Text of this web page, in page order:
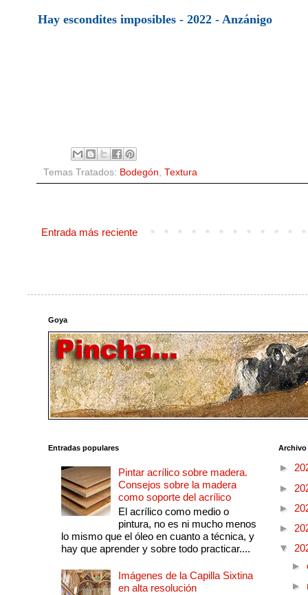
Hay escondites imposibles - 2022 - Anzánigo
Temas Tratados: Bodegón Textura
Entrada más reciente
Goya
Entradas populares
Pintar acrílico sobre madera.
Consejos sobre la madera
como soporte del acrílico
El acrílico como medio o
pintura, no es ni mucho menos
lo mismo que el óleo en cuanto a técnica, y
hay que aprender y sobre todo practicar....
Imágenes de la Capilla Sixtina
en alta resolución
►
►
►
►
▼
►
►